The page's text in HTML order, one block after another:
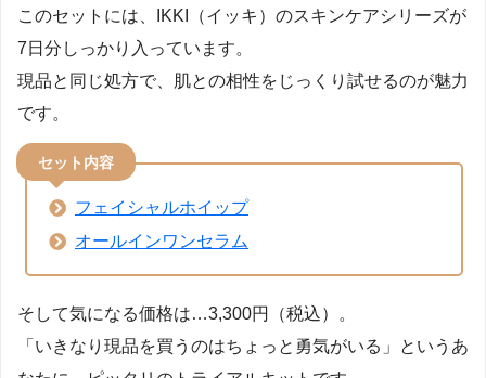
このセットには、IKKI（イッキ）のスキンケアシリーズが
7日分しっかり入っています。
現品と同じ処方で、肌との相性をじっくり試せるのが魅力
です。
セット内容
フェイシャルホイップ
オールインワンセラム
そして気になる価格は…3,300円（税込）。
「いきなり現品を買うのはちょっと勇気がいる」というあ